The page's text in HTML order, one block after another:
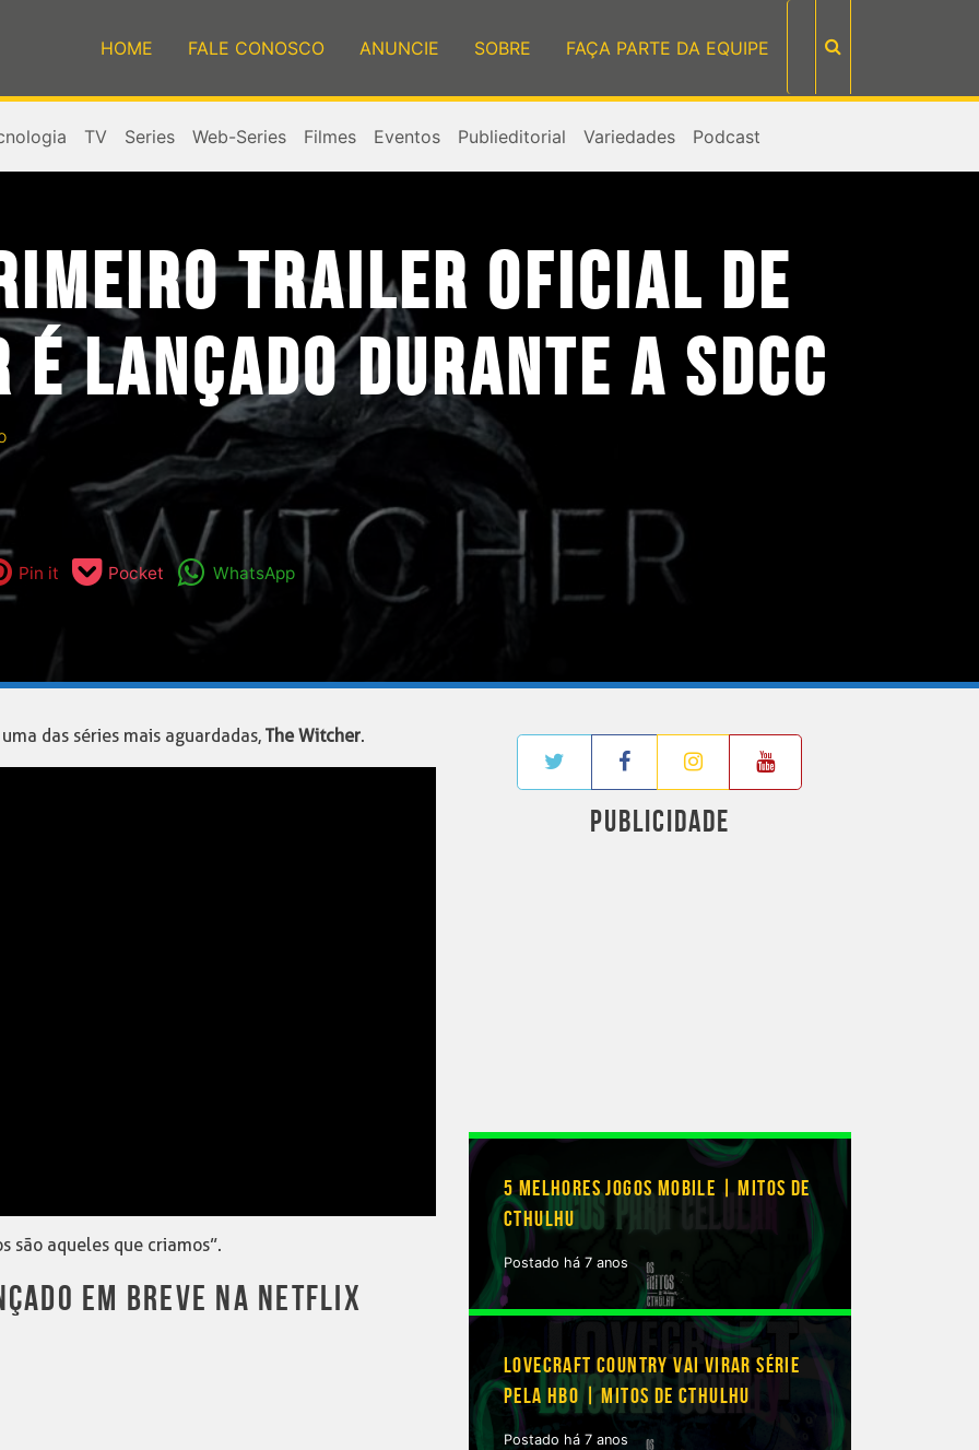
HOME FALE CONOSCO ANUNCIE SOBRE FAÇA PARTE DA EQUIPE
TV Series Web-Series Filmes Eventos Publieditorial Variedades Podcast
TRAILER OFICIAL DE
LANÇADO DURANTE A SDCC
Pin it Pocket WhatsApp
das séries mais aguardadas, The Witcher.
são aqueles que criamos”.
EM BREVE NA NETFLIX
PUBLICIDADE
5 MELHORES JOGOS MOBILE | MITOS DE
CTHULHU
Postado há 7 anos
LOVECRAFT COUNTRY VAI VIRAR SÉRIE
PELA HBO | MITOS DE CTHULHU
Postado há 7 anos